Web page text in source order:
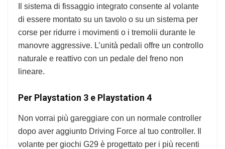
Il sistema di fissaggio integrato consente al volante
di essere montato su un tavolo o su un sistema per
corse per ridurre i movimenti o i tremolii durante le
manovre aggressive. L’unità pedali offre un controllo
naturale e reattivo con un pedale del freno non
lineare.
Per Playstation 3 e Playstation 4
Non vorrai più gareggiare con un normale controller
dopo aver aggiunto Driving Force al tuo controller. Il
volante per giochi G29 è progettato per i più recenti